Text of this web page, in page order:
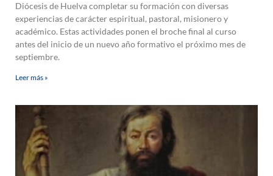
Diócesis de Huelva completar su formación con diversas
experiencias de carácter espiritual, pastoral, misionero y
académico. Estas actividades ponen el broche final al curso
antes del inicio de un nuevo año formativo el próximo mes de
septiembre.
Leer más »